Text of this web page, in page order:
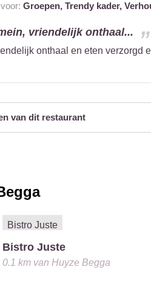
Groepen, Trendy kader,
vriendelijk onthaal...
onthaal en eten verzorgd
van dit restaurant
Bistro Juste
0.1 kmvan Huyze Begga